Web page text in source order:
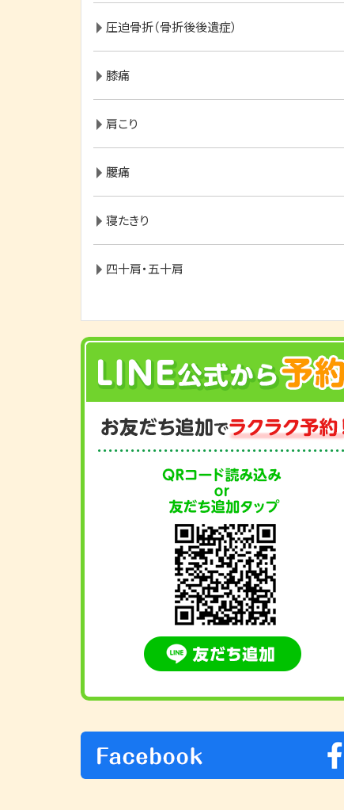
圧迫骨折（骨折後後遺症）
膝痛
肩こり
腰痛
寝たきり
四十肩・五十肩